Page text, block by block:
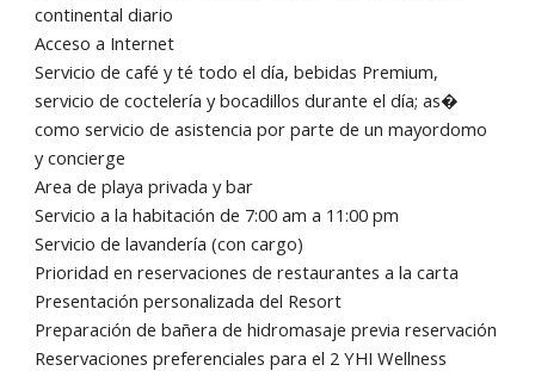
continental diario
Acceso a Internet
Servicio de café y té todo el día, bebidas Premium,
servicio de coctelería y bocadillos durante el día; as�
como servicio de asistencia por parte de un mayordomo
y concierge
Area de playa privada y bar
Servicio a la habitación de 7:00 am a 11:00 pm
Servicio de lavandería (con cargo)
Prioridad en reservaciones de restaurantes a la carta
Presentación personalizada del Resort
Preparación de bañera de hidromasaje previa reservación
Reservaciones preferenciales para el 2 YHI Wellness